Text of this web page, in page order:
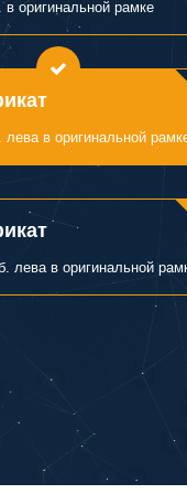
оригинальной рамке
в оригинальной
лева в оригинальной